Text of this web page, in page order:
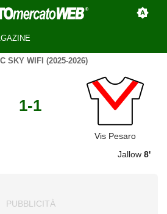
SKY WIFI (2025-2026)
1-1
Vis Pesaro
Jallow 8'